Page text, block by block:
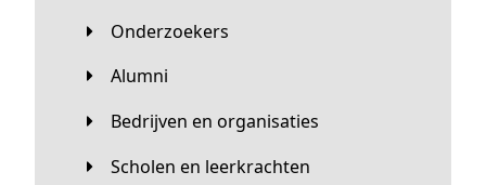
Onderzoekers
Alumni
Bedrijven en organisaties
Scholen en leerkrachten